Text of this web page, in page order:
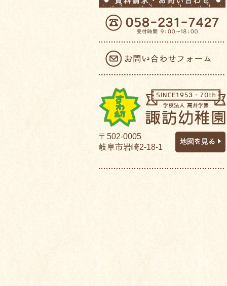
〒502-0005
岐阜市岩崎2-18-1